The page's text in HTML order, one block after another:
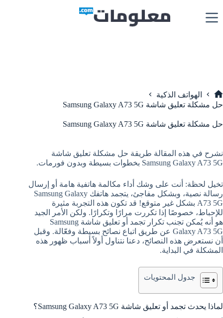
إلى
المحتوى
الرئيسية
الهواتف الذكية
حل مشكلة تعليق شاشة Samsung Galaxy A73 5G
حل مشكلة تعليق شاشة Samsung Galaxy A73 5G
نشرح في هذه المقالة طريقة حل مشكلة تعليق شاشة
Samsung Galaxy A73 5G بخطوات بسيطة وبدون فورمات.
تخيل لحظة: أنت على وشك أداء مكالمة هاتفية هامة أو إرسال
رسالة نصية، وبشكل مفاجئ، يتجمد هاتفك Samsung Galaxy
A73 5G بشكل غير متوقع! قد تكون هذه التجربة مثيرة
للإحباط، خصوصًا إذا تكررت مرارًا وتكرارًا. ولكن الأمر الجيد
هو أنه يُمكن تجنب تكرار تجمد أو تعليق شاشة Samsung
Galaxy A73 5G عن طريق اتباع نصائح بسيطة وفعّالة. وقبل
أن نستعرض هذه النصائح، دعنا نتناول أولاً أسباب ظهور هذه
المشكلة في البداية.
جدول المحتويات
لماذا يحدث تجمد أو تعليق شاشة Samsung Galaxy A73 5G؟